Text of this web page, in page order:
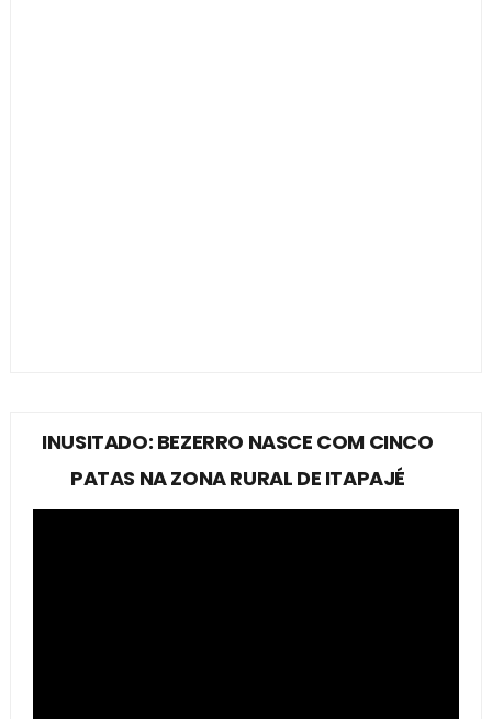
INUSITADO: BEZERRO NASCE COM CINCO
PATAS NA ZONA RURAL DE ITAPAJÉ